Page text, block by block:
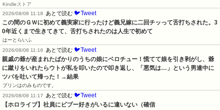
Kindleストア
2026/08/08 11:18
あとで読む 🐦Tweet
この間のＧＷに初めて義実家に行ったけど義兄嫁に二回チッって舌打ちされた。3
0年近くまで生きてきて、舌打ちされたのは人生で初めて
はーとらいふ
2026/08/08 11:16
あとで読む 🐦Tweet
親戚の爺が産まれたばかりのうちの娘にベロチュー！慌てて娘を引き剥がし、爺
に蹴りをいれたらウトが私を叩いたので叩き返し、「悪気は…」という男連中に
ツバを吐いて帰った！→結果
プリンはのみものです。
2026/08/08 11:17
あとで読む 🐦Tweet
【ホロライブ】社員にビブー好きがいるに違いない（確信